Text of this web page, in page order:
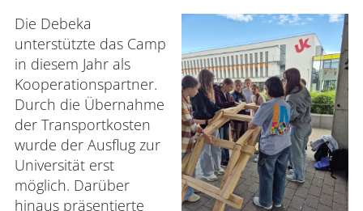
Die Debeka
unterstützte das Camp
in diesem Jahr als
Kooperationspartner.
Durch die Übernahme
der Transportkosten
wurde der Ausflug zur
Universität erst
möglich. Darüber
hinaus präsentierte